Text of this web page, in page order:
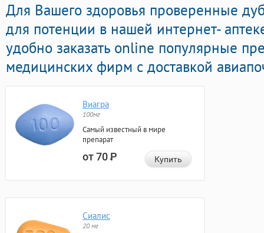
Для Вашего здоровья проверенные
для потенции в нашей интернет-
удобно заказать online популярные
медицинских фирм с доставкой
Виагра
100мг
Самый известный в мире
препарат
от 70Р Купить
Сиалис
20 мг